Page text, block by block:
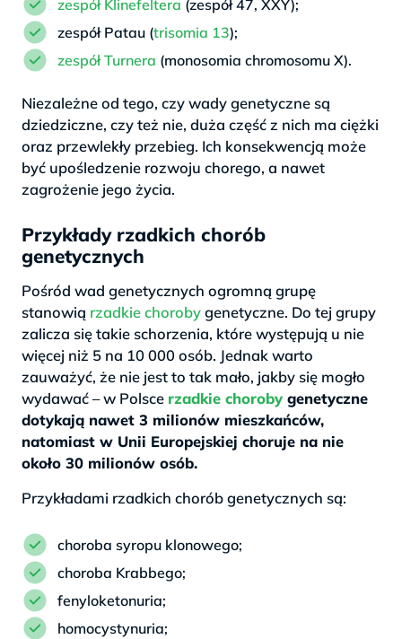
zespół Klinefeltera (zespół 47, XXY);
zespół Patau (trisomia 13);
zespół Turnera (monosomia chromosomu X).
Niezależne od tego, czy wady genetyczne są
dziedziczne, czy też nie, duża część z nich ma ciężki
oraz przewlekły przebieg. Ich konsekwencją może
być upośledzenie rozwoju chorego, a nawet
zagrożenie jego życia.
Przykłady rzadkich chorób
genetycznych
Pośród wad genetycznych ogromną grupę
stanowią rzadkie chorobygenetyczne. Do tej grupy
zalicza się takie schorzenia, które występują u nie
więcej niż 5 na 10 000 osób. Jednak warto
zauważyć, że nie jest to tak mało, jakby się mogło
wydawać – w Polsce rzadkie choroby genetyczne
dotykają nawet 3 milionów mieszkańców,
natomiast w Unii Europejskiej choruje na nie
około 30 milionów osób.
Przykładami rzadkich chorób genetycznych są:
choroba syropu klonowego;
choroba Krabbego;
fenyloketonuria;
homocystynuria;